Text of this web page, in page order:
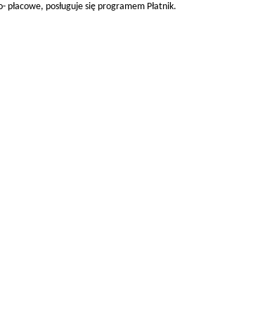
posługuje się programem Płatnik.